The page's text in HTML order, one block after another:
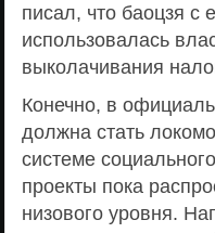
писал, что баоцзя с
использовалась
выколачивания
Конечно, в
должна стать
системе
проекты пока
низового уровня.